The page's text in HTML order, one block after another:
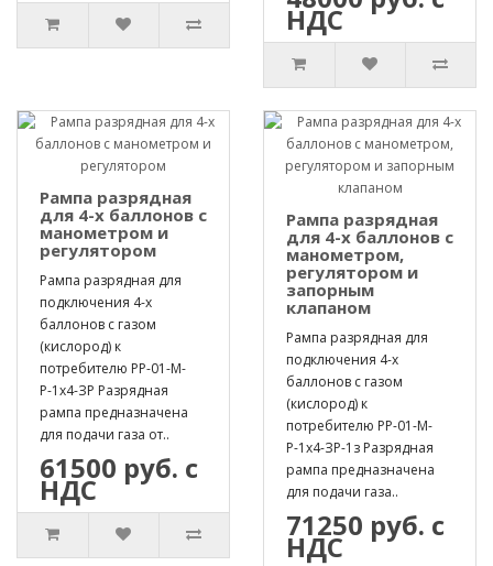
НДС
Рампа разрядная
для 4-х баллонов с
манометром и
регулятором
Рампа разрядная для
подключения 4-х
баллонов с газом
(кислород) к
потребителю РР-01-М-
Р-1х4-ЗР Разрядная
рампа предназначена
для подачи газа от..
61500 руб. с
НДС
Рампа разрядная
для 4-х баллонов с
манометром,
регулятором и
запорным
клапаном
Рампа разрядная для
подключения 4-х
баллонов с газом
(кислород) к
потребителю РР-01-М-
Р-1х4-ЗР-1з Разрядная
рампа предназначена
для подачи газа..
71250 руб. с
НДС